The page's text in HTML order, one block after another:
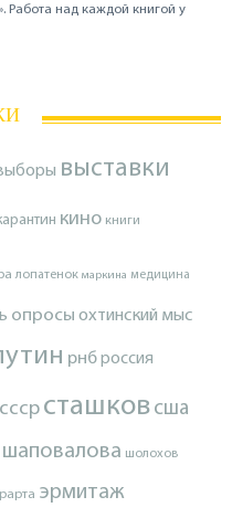
Работа над каждой книгой у
выставки
кино книги
лопатенок маркина медицина
опросы охтинский мыс
рнброссия
ссср сташков сша
шаповалова шолохов
эрмитаж